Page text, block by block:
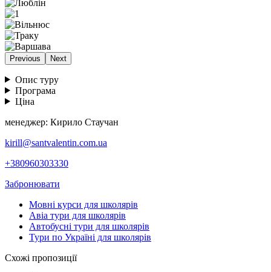
Previous Next
Опис туру
Програма
Ціна
менеджер: Кирило Стаучан
kirill@santvalentin.com.ua
+380960303330
Забронювати
Мовні курси для школярів
Авіа тури для школярів
Автобусні тури для школярів
Тури по Україні для школярів
Схожі пропозиції